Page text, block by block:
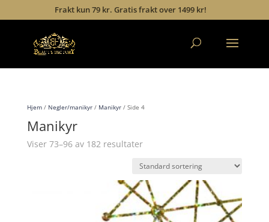
Frakt kun 79 kr. Gratis frakt over 1499 kr!
Hjem/ Negler/manikyr/ Manikyr/ Side 4
Manikyr
Viser 73–96 av 182 resultater